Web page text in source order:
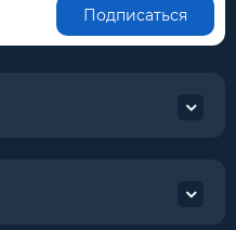
Подписаться